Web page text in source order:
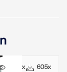
5695x 605x